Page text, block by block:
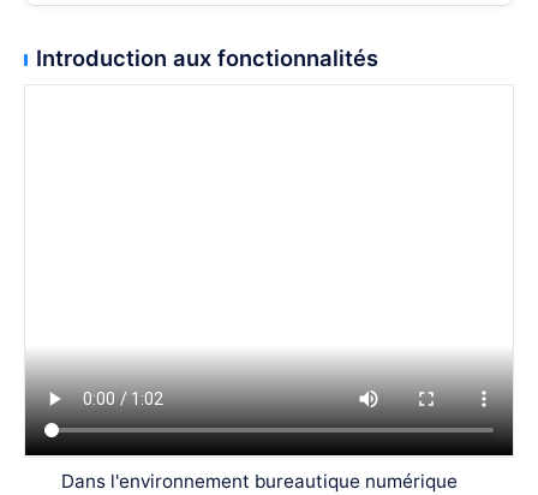
Introduction aux fonctionnalités
Dans l'environnement bureautique numérique